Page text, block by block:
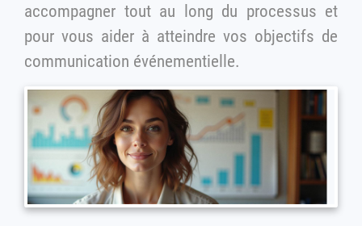
accompagner tout au long du processus et
pour vous aider à atteindre vos objectifs de
communication événementielle.